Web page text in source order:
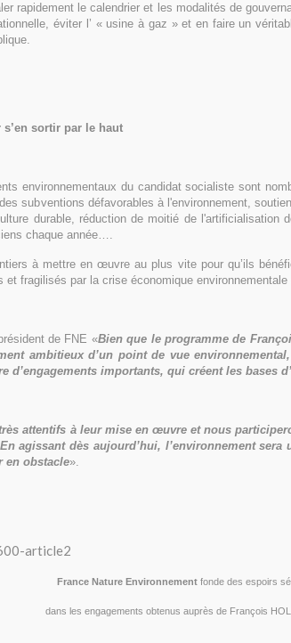
rapidement le calendrier et les modalités de
éviter l’ « usine à gaz » et en faire un
s’en sortir par le haut
environnementaux du candidat socialiste sont
subventions défavorables à l'environnement,
durable, réduction de moitié de l'artificialisation
chaque année….
à mettre en œuvre au plus vite pour qu’ils
et fragilisés par la crise économique
de FNE «Bien que le programme de
ambitieux d’un point de vue
d’engagements importants, qui créent les bases
attentifs à leur mise en œuvre et nous
agissant dès aujourd’hui, l’environnement sera
en obstacle».
France Nature Environnementfonde des espoirs
dans les engagements obtenus auprès de François